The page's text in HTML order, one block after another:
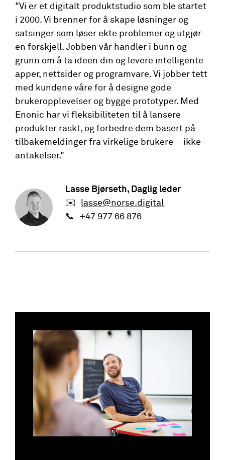
"Vi er et digitalt produktstudio som ble startet
i 2000. Vi brenner for å skape løsninger og
satsinger som løser ekte problemer og utgjør
en forskjell. Jobben vår handler i bunn og
grunn om å ta ideen din og levere intelligente
apper, nettsider og programvare. Vi jobber tett
med kundene våre for å designe gode
brukeropplevelser og bygge prototyper. Med
Enonic har vi fleksibiliteten til å lansere
produkter raskt, og forbedre dem basert på
tilbakemeldinger fra virkelige brukere – ikke
antakelser."
Lasse Bjørseth, Daglig leder
✉️
lasse@norse.digital
📞
+47 977 66 876